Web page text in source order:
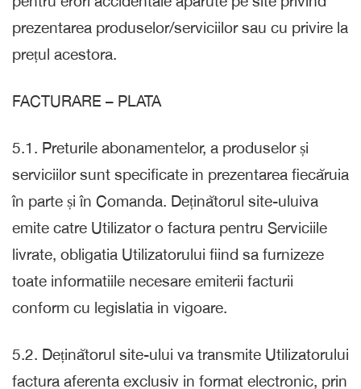
prezentarea produselor/serviciilor sau cu privire la
prețul acestora.
FACTURARE – PLATA
5.1. Preturile abonamentelor, a produselor și
serviciilor sunt specificate in prezentarea fiecăruia
în parte și în Comanda. Deținătorul site-uluiva
emite catre Utilizator o factura pentru Serviciile
livrate, obligatia Utilizatorului fiind sa furnizeze
toate informatiile necesare emiterii facturii
conform cu legislatia in vigoare.
5.2. Deținătorul site-ului va transmite Utilizatorului
factura aferenta exclusiv in format electronic, prin